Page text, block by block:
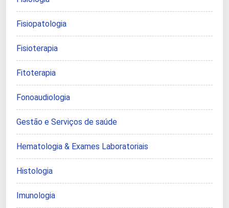
Fisiopatologia
Fisioterapia
Fitoterapia
Fonoaudiologia
Gestão e Serviços de saúde
Hematologia & Exames Laboratoriais
Histologia
Imunologia